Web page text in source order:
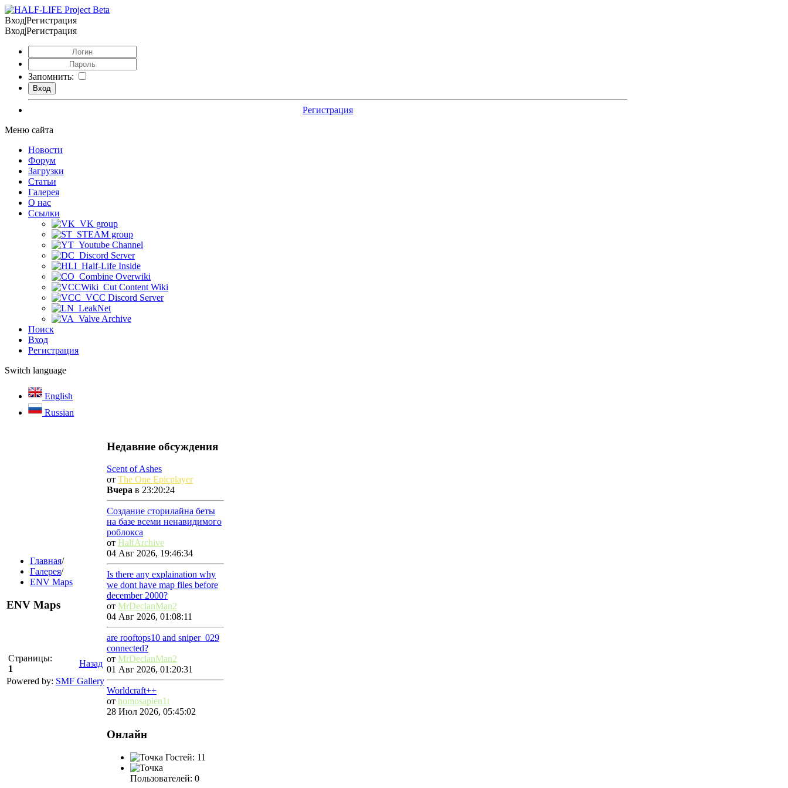
Вход|Регистрация
Вход|Регистрация
Запомнить:
Регистрация
Меню сайта
Новости
Форум
Загрузки
Статьи
Галерея
О нас
Ссылки
VK group
STEAM group
Youtube Channel
Discord Server
Half-Life Inside
Combine Overwiki
Cut Content Wiki
VCC Discord Server
LeakNet
Valve Archive
Поиск
Вход
Регистрация
Switch language
English
Russian
Главная/
Галерея/
ENV Maps
ENV Maps
Страницы:
1
Назад
Powered by: SMF Gallery
Недавние обсуждения
Scent of Ashes
от The One Epicplayer
Вчера в 23:20:24
Создание сторилайна беты
на базе всеми ненавидимого
роблокса
от HalfArchive
04 Авг 2026, 19:46:34
Is there any explaination why
we dont have map files before
december 2000?
от MrDeclanMan2
04 Авг 2026, 01:08:11
are rooftops10 and sniper_029
connected?
от MrDeclanMan2
01 Авг 2026, 01:20:31
Worldcraft++
от homosapien1t
28 Июл 2026, 05:45:02
Онлайн
Гостей: 11
Пользователей: 0